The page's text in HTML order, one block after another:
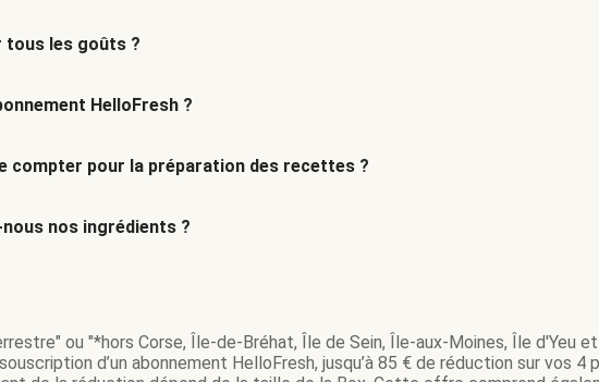
tous les goûts ?
HelloFresh ?
compter pour la préparation des recettes ?
nos ingrédients ?
ou "*hors Corse, Île-de-Bréhat, Île de Sein, Île-aux-Moines, Île d'Yeu
d’un abonnement HelloFresh, jusqu’à 85 € de réduction sur vos